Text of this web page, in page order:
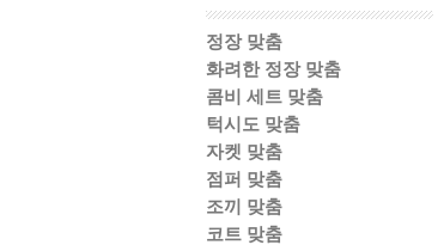
정장 맞춤
화려한 정장 맞춤
콤비 세트 맞춤
턱시도 맞춤
자켓 맞춤
점퍼 맞춤
조끼 맞춤
코트 맞춤